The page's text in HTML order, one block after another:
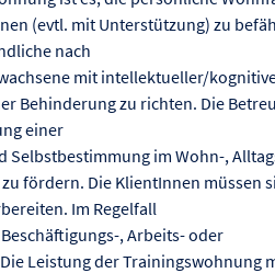
(evtl. mit Unterstützung) zu
nach
mit intellektueller/
Behinderung zu richten. Die
einer
im Wohn-,
fördern. Die KlientInnen müssen
Im Regelfall
, Arbeits- oder
Leistung der Trainingswohnung